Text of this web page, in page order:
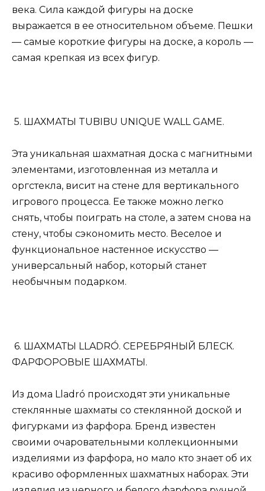
века. Сила каждой фигуры на доске
выражается в ее относительном объеме. Пешки
— самые короткие фигуры на доске, а король —
самая крепкая из всех фигур.
5. ШАХМАТЫ TUBIBU UNIQUE WALL GAME.
Эта уникальная шахматная доска с магнитными
элементами, изготовленная из металла и
оргстекла, висит на стене для вертикального
игрового процесса. Ее также можно легко
снять, чтобы поиграть на столе, а затем снова на
стену, чтобы сэкономить место. Веселое и
функциональное настенное искусство —
универсальный набор, который станет
необычным подарком.
6. ШАХМАТЫ LLADRÓ. СЕРЕБРЯНЫЙ БЛЕСК.
ФАРФОРОВЫЕ ШАХМАТЫ.
Из дома Lladró происходят эти уникальные
стеклянные шахматы со стеклянной доской и
фигурками из фарфора. Бренд известен
своими очаровательными коллекционными
изделиями из фарфора, но мало кто знает об их
красиво оформленных шахматных наборах. Эти